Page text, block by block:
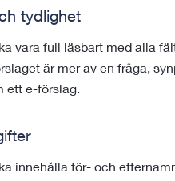
tydlighet
vara full läsbart med alla
är mer av en fråga,
ett e-förslag.
innehålla för- och